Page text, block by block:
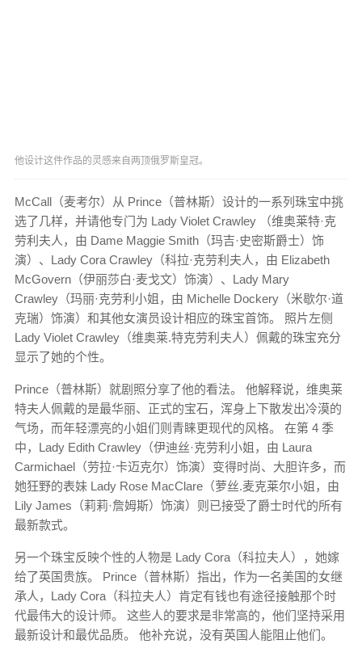
他设计这件作品的灵感来自两顶俄罗斯皇冠。
McCall（麦考尔）从 Prince（普林斯）设计的一系列珠宝中挑
选了几样，并请他专门为 Lady Violet Crawley （维奥莱特·克
劳利夫人，由 Dame Maggie Smith（玛吉·史密斯爵士）饰
演）、Lady Cora Crawley（科拉·克劳利夫人，由 Elizabeth
McGovern（伊丽莎白·麦戈文）饰演）、Lady Mary
Crawley（玛丽·克劳利小姐，由 Michelle Dockery（米歇尔·道
克瑞）饰演）和其他女演员设计相应的珠宝首饰。 照片左侧
Lady Violet Crawley（维奥莱.特克劳利夫人）佩戴的珠宝充分
显示了她的个性。
Prince（普林斯）就剧照分享了他的看法。 他解释说，维奥莱
特夫人佩戴的是最华丽、正式的宝石，浑身上下散发出冷漠的
气场，而年轻漂亮的小姐们则青睐更现代的风格。 在第 4 季
中，Lady Edith Crawley（伊迪丝·克劳利小姐，由 Laura
Carmichael（劳拉·卡迈克尔）饰演）变得时尚、大胆许多，而
她狂野的表妹 Lady Rose MacClare（萝丝.麦克莱尔小姐，由
Lily James（莉莉·詹姆斯）饰演）则已接受了爵士时代的所有
最新款式。
另一个珠宝反映个性的人物是 Lady Cora（科拉夫人），她嫁
给了英国贵族。 Prince（普林斯）指出，作为一名美国的女继
承人，Lady Cora（科拉夫人）肯定有钱也有途径接触那个时
代最伟大的设计师。 这些人的要求是非常高的，他们坚持采用
最新设计和最优品质。 他补充说，没有英国人能阻止他们。